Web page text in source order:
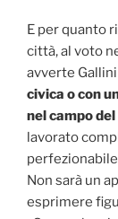
E per quanto
città, al voto
avverte Gallini
civica o con
nel campo
lavorato
Non sarà un
esprimere